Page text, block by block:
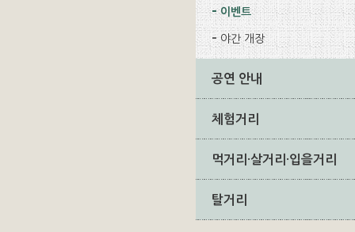
이벤트
야간 개장
공연 안내
체험거리
먹거리·살거리·입을거리
탈거리